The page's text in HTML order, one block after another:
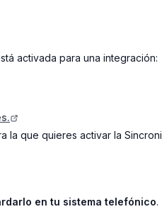
activada para una integración:
la que quieres activar la
en tu sistema telefónico.